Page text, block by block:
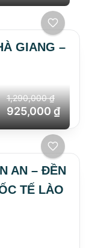
GIANG –
1,290,000 ₫
925,000 ₫
AN – ĐỀN
TẾ LÀO